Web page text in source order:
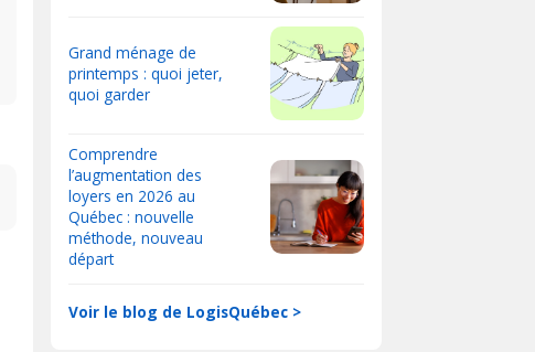
Grand ménage de
printemps : quoi jeter,
quoi garder
Comprendre
l’augmentation des
loyers en 2026 au
Québec : nouvelle
méthode, nouveau
départ
Voir le blog de LogisQuébec >